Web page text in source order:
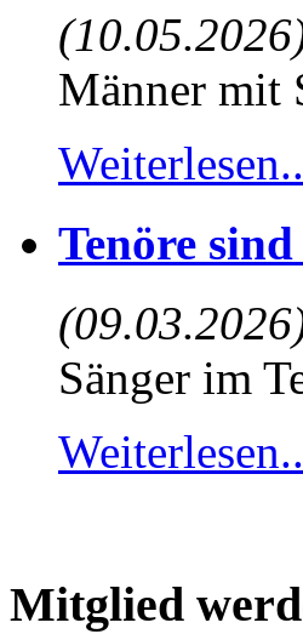
Männer mit
Tenöre
Sänger im
Mitglied